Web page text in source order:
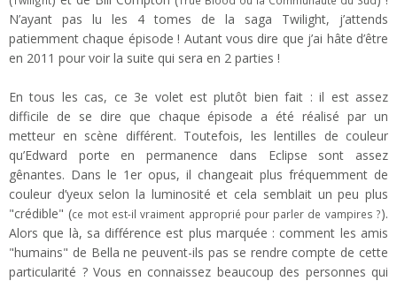
N’ayant pas lu les 4 tomes de la saga Twilight, j’attends
patiemment chaque épisode ! Autant vous dire que j’ai hâte d’être
en 2011 pour voir la suite qui sera en 2 parties !
En tous les cas, ce 3e volet est plutôt bien fait : il est assez
difficile de se dire que chaque épisode a été réalisé par un
metteur en scène différent. Toutefois, les lentilles de couleur
qu’Edward porte en permanence dans Eclipse sont assez
gênantes. Dans le 1er opus, il changeait plus fréquemment de
couleur d’yeux selon la luminosité et cela semblait un peu plus
"crédible" (ce mot est-il vraiment approprié pour parler de vampires ?).
Alors que là, sa différence est plus marquée : comment les amis
"humains" de Bella ne peuvent-ils pas se rendre compte de cette
particularité ? Vous en connaissez beaucoup des personnes qui